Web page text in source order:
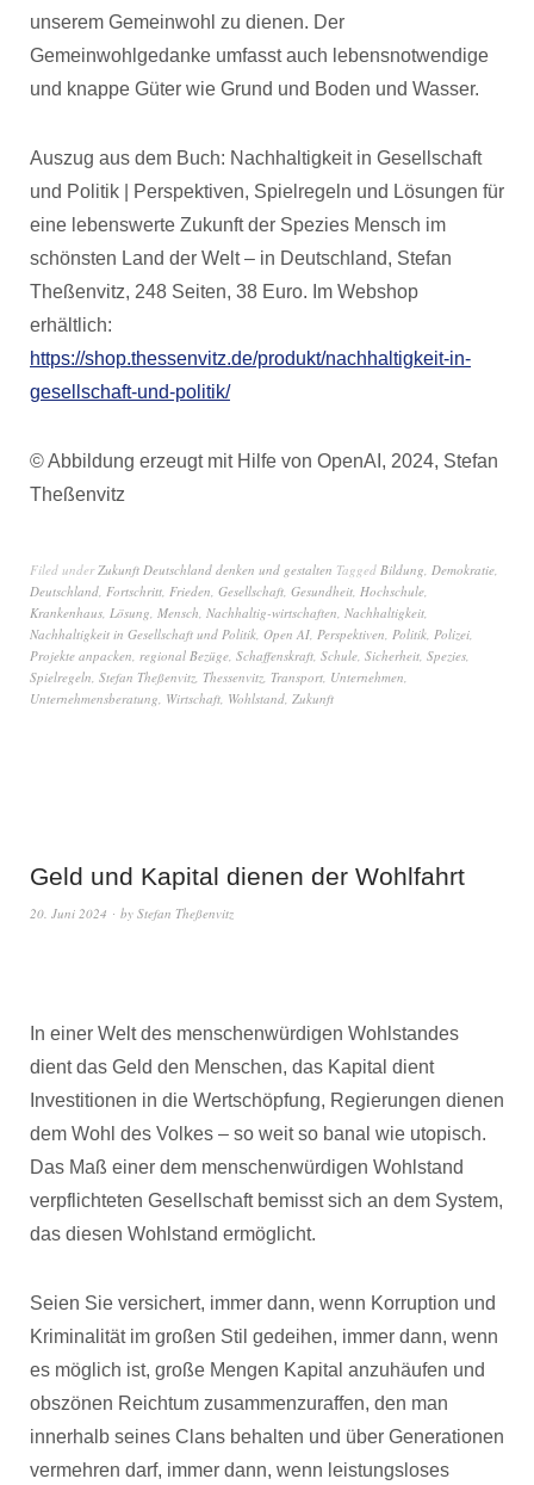
unserem Gemeinwohl zu dienen. Der
Gemeinwohlgedanke umfasst auch lebensnotwendige
und knappe Güter wie Grund und Boden und Wasser.
Auszug aus dem Buch: Nachhaltigkeit in Gesellschaft
und Politik | Perspektiven, Spielregeln und Lösungen für
eine lebenswerte Zukunft der Spezies Mensch im
schönsten Land der Welt – in Deutschland, Stefan
Theßenvitz, 248 Seiten, 38 Euro. Im Webshop
erhältlich:
https://shop.thessenvitz.de/produkt/nachhaltigkeit-in-
gesellschaft-und-politik/
© Abbildung erzeugt mit Hilfe von OpenAI, 2024, Stefan
Theßenvitz
Filed underZukunft Deutschland denken und gestalten Tagged Bildung, Demokratie,
Deutschland, Fortschritt, Frieden, Gesellschaft, Gesundheit, Hochschule,
Krankenhaus, Lösung, Mensch, Nachhaltig-wirtschaften, Nachhaltigkeit,
Nachhaltigkeit in Gesellschaft und Politik, Open AI, Perspektiven, Politik, Polizei,
Projekte anpacken, regional Bezüge, Schaffenskraft, Schule, Sicherheit, Spezies,
Spielregeln, Stefan Theßenvitz, Thessenvitz, Transport, Unternehmen,
Unternehmensberatung, Wirtschaft, Wohlstand, Zukunft
Geld und Kapital dienen der Wohlfahrt
20. Juni 2024 by Stefan Theßenvitz
In einer Welt des menschenwürdigen Wohlstandes
dient das Geld den Menschen, das Kapital dient
Investitionen in die Wertschöpfung, Regierungen dienen
dem Wohl des Volkes – so weit so banal wie utopisch.
Das Maß einer dem menschenwürdigen Wohlstand
verpflichteten Gesellschaft bemisst sich an dem System,
das diesen Wohlstand ermöglicht.
Seien Sie versichert, immer dann, wenn Korruption und
Kriminalität im großen Stil gedeihen, immer dann, wenn
es möglich ist, große Mengen Kapital anzuhäufen und
obszönen Reichtum zusammenzuraffen, den man
innerhalb seines Clans behalten und über Generationen
vermehren darf, immer dann, wenn leistungsloses